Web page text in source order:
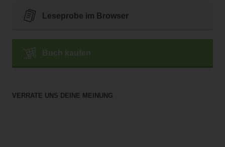
Leseprobe im Browser
Buch kaufen
VERRATE UNS DEINE MEINUNG